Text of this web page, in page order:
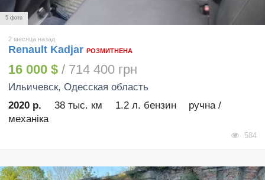
5 фото
2 месяца назад
Renault Kadjar РОЗМИТНЕНА
16 000 $ / 714 400 грн
Ильичевск, Одесская область
2020 р.
38 тыс. км 1.2 л. бензин
ручна /
механіка
584